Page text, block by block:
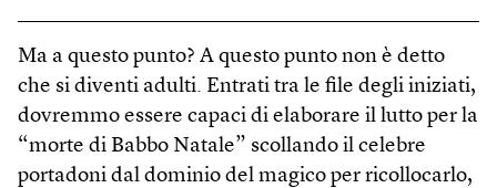
Ma a questo punto? A questo punto non è detto
che si diventi adulti. Entrati tra le file degli iniziati,
dovremmo essere capaci di elaborare il lutto per la
“morte di Babbo Natale” scollando il celebre
portadoni dal dominio del magico per ricollocarlo,